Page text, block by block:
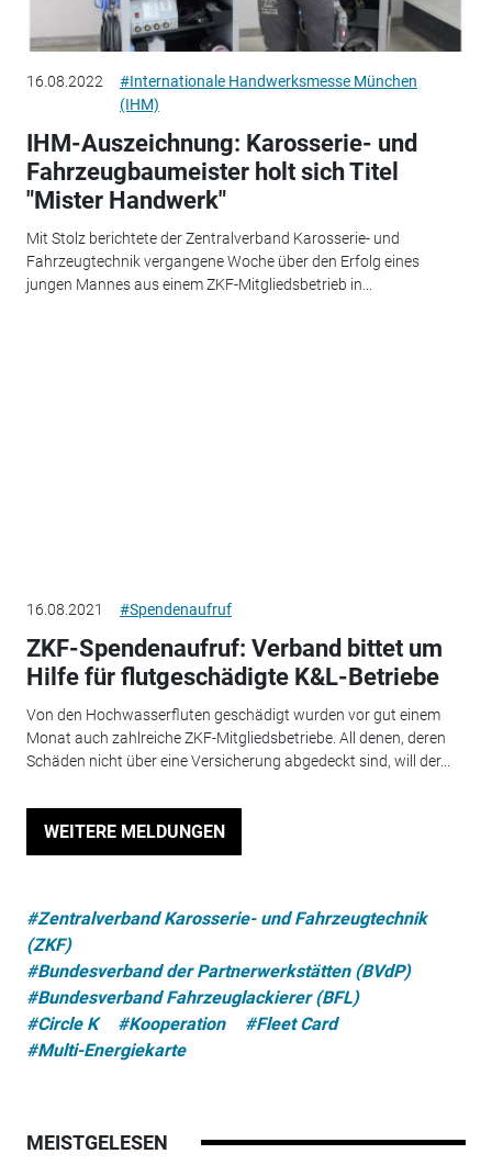
16.08.2022
#Internationale Handwerksmesse München
(IHM)
IHM-Auszeichnung: Karosserie- und
Fahrzeugbaumeister holt sich Titel
"Mister Handwerk"
Mit Stolz berichtete der Zentralverband Karosserie- und
Fahrzeugtechnik vergangene Woche über den Erfolg eines
jungen Mannes aus einem ZKF-Mitgliedsbetrieb in...
16.08.2021 #Spendenaufruf
ZKF-Spendenaufruf: Verband bittet um
Hilfe für flutgeschädigte K&L-Betriebe
Von den Hochwasserfluten geschädigt wurden vor gut einem
Monat auch zahlreiche ZKF-Mitgliedsbetriebe. All denen, deren
Schäden nicht über eine Versicherung abgedeckt sind, will der...
WEITERE MELDUNGEN
#Zentralverband Karosserie- und Fahrzeugtechnik
(ZKF)
#Bundesverband der Partnerwerkstätten (BVdP)
#Bundesverband Fahrzeuglackierer (BFL)
#Circle K
#Kooperation
#Fleet Card
#Multi-Energiekarte
MEISTGELESEN